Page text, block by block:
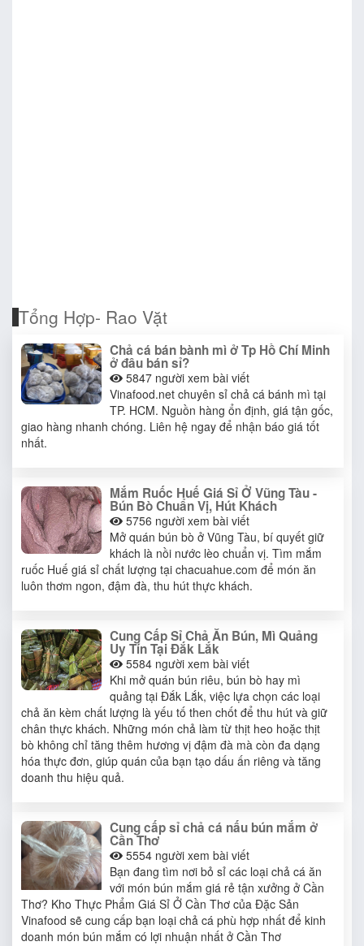
Tổng Hợp- Rao Vặt
Chả cá bán bành mì ở Tp Hồ Chí Minh
ở đâu bán sỉ?
5847 người xem bài viết
Vinafood.net chuyên sỉ chả cá bánh mì tại
TP. HCM. Nguồn hàng ổn định, giá tận gốc,
giao hàng nhanh chóng. Liên hệ ngay để nhận báo giá tốt
nhất.
Mắm Ruốc Huế Giá Sỉ Ở Vũng Tàu -
Bún Bò Chuẩn Vị, Hút Khách
5756 người xem bài viết
Mở quán bún bò ở Vũng Tàu, bí quyết giữ
khách là nồi nước lèo chuẩn vị. Tìm mắm
ruốc Huế giá sỉ chất lượng tại chacuahue.com để món ăn
luôn thơm ngon, đậm đà, thu hút thực khách.
Cung Cấp Sỉ Chả Ăn Bún, Mì Quảng
Uy Tín Tại Đắk Lắk
5584 người xem bài viết
Khi mở quán bún riêu, bún bò hay mì
quảng tại Đắk Lắk, việc lựa chọn các loại
chả ăn kèm chất lượng là yếu tố then chốt để thu hút và giữ
chân thực khách. Những món chả làm từ thịt heo hoặc thịt
bò không chỉ tăng thêm hương vị đậm đà mà còn đa dạng
hóa thực đơn, giúp quán của bạn tạo dấu ấn riêng và tăng
doanh thu hiệu quả.
Cung cấp sỉ chả cá nấu bún mắm ở
Cần Thơ
5554 người xem bài viết
Bạn đang tìm nơi bỏ sỉ các loại chả cá ăn
với món bún mắm giá rẻ tận xưởng ở Cần
Thơ? Kho Thực Phẩm Giá Sỉ Ở Cần Thơ của Đặc Sản
Vinafood sẽ cung cấp bạn loại chả cá phù hợp nhất để kinh
doanh món bún mắm có lợi nhuận nhất ở Cần Thơ